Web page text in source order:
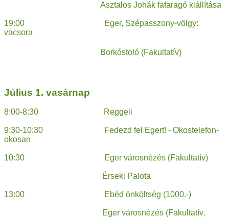
Asztalos Johák fafaragó kiállítása
19:00 Eger, Szépasszony-völgy:
vacsora
Borkóstoló (Fakultatív)
Július 1. vasárnap
8:00-8:30 Reggeli
9:30-10:30 Fedezd fel Egert! - Okostelefon-
okosan
10:30 Eger városnézés (Fakultatív)
Érseki Palota
13:00 Ebéd önköltség (1000.-)
Eger városnézés (Fakultatív,